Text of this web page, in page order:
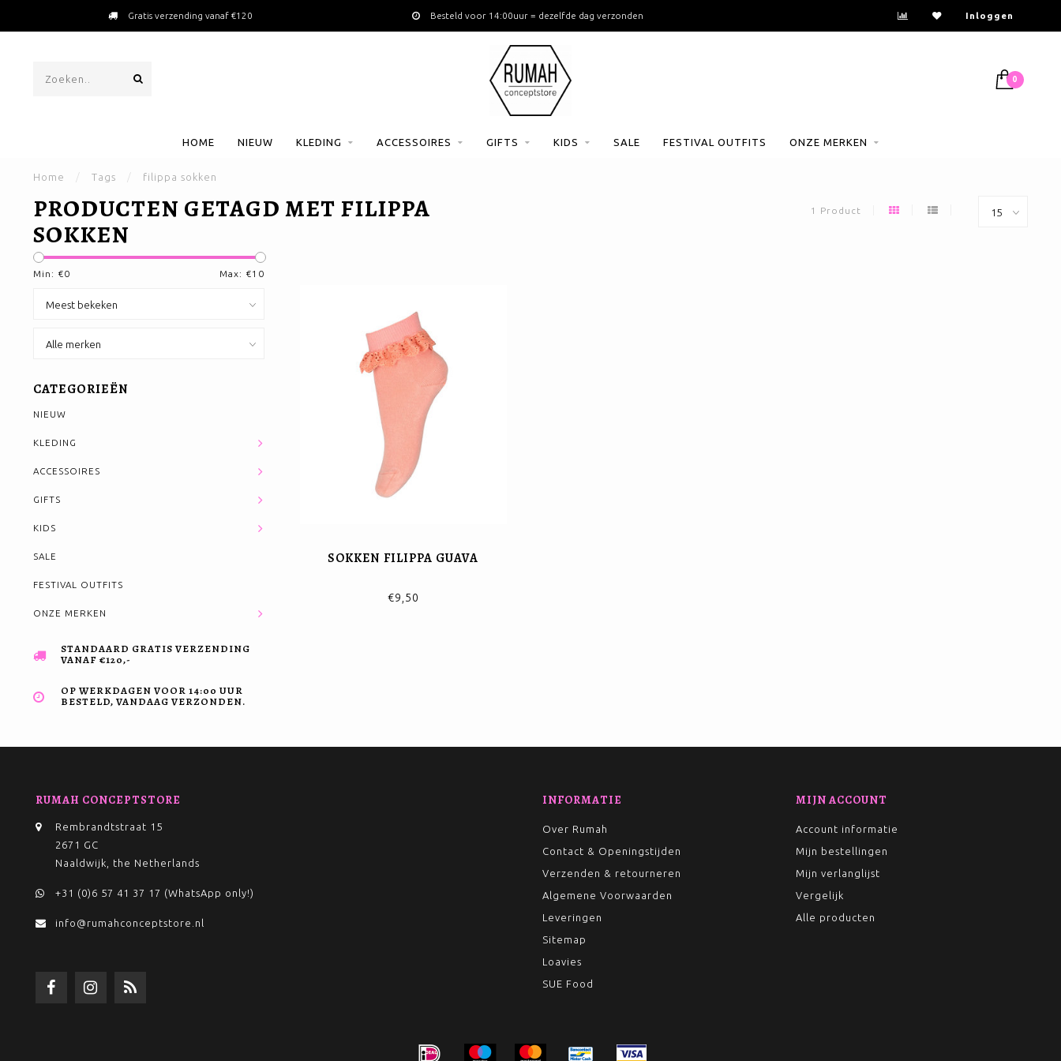
Gratis verzending vanaf €120 Besteld voor 14:00uur = dezelfde dag verzonden Inloggen
0
HOME NIEUW KLEDING ACCESSOIRES GIFTS KIDS SALE FESTIVAL OUTFITS ONZE MERKEN
Home / Tags / filippa sokken
PRODUCTEN GETAGD MET FILIPPA
SOKKEN
1 Product
Min: €0 Max: €10
CATEGORIEËN
NIEUW
KLEDING
ACCESSOIRES
GIFTS
KIDS
SALE
FESTIVAL OUTFITS
ONZE MERKEN
STANDAARD GRATIS VERZENDING
VANAF €120,-
OP WERKDAGEN VOOR 14:00 UUR
BESTELD, VANDAAG VERZONDEN.
SOKKEN FILIPPA GUAVA
€9,50
RUMAH CONCEPTSTORE
Rembrandtstraat 15
2671 GC
Naaldwijk, the Netherlands
+31 (0)6 57 41 37 17 (WhatsApp only!)
info@rumahconceptstore.nl
INFORMATIE
Over Rumah
Contact & Openingstijden
Verzenden & retourneren
Algemene Voorwaarden
Leveringen
Sitemap
Loavies
SUE Food
MIJN ACCOUNT
Account informatie
Mijn bestellingen
Mijn verlanglijst
Vergelijk
Alle producten